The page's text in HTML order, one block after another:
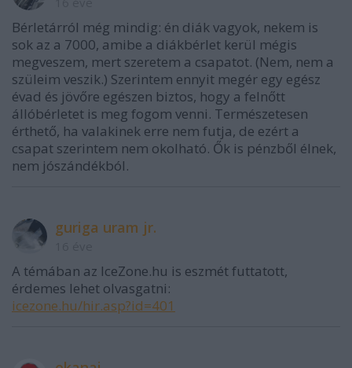
Bérletárról még mindig: én diák vagyok, nekem is
sok az a 7000, amibe a diákbérlet kerül mégis
megveszem, mert szeretem a csapatot. (Nem, nem a
szüleim veszik.) Szerintem ennyit megér egy egész
évad és jövőre egészen biztos, hogy a felnőtt
állóbérletet is meg fogom venni. Természetesen
érthető, ha valakinek erre nem futja, de ezért a
csapat szerintem nem okolható. Ők is pénzből élnek,
nem jószándékból.
guriga uram jr.
A témában az IceZone.hu is eszmét futtatott,
érdemes lehet olvasgatni:
icezone.hu/hir.asp?id=401